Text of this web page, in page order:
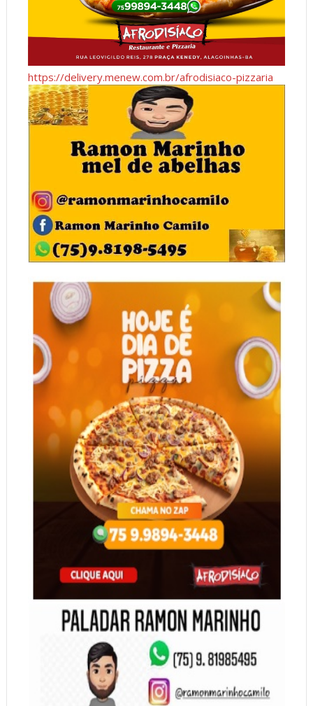
https://delivery.menew.com.br/afrodisiaco-pizzaria